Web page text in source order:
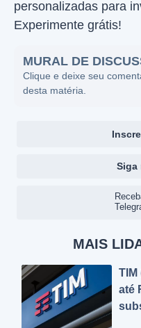
personalizadas para
Experimente grátis!
MURAL DE
Clique e deixe seu
desta matéria.
Siga
MAIS
TIM
até